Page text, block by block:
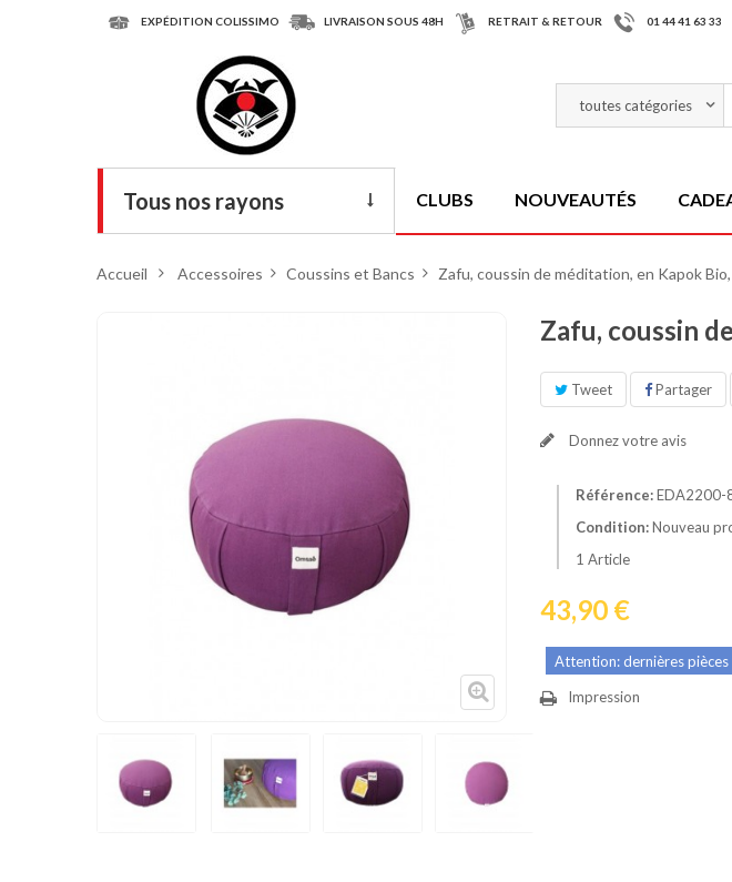
EXPÉDITION COLISSIMO LIVRAISON SOUS 48H RETRAIT & RETOUR 01 44 41 63 33
Tous nos rayons
Chaussures
Protections
Cible de frappe
Condition physique
Accessoires
CLUBS NOUVEAUTÉS
Accueil > Accessoires > Coussins et Bancs > Zafu, coussin de méditation, en Kapok
Zafu, coussin
Tweet Partager
Donnez votre avis
Référence:EDA2200-
Condition:Nouveau
1 Article
43,90 €
Attention: dernières pièces
Impression